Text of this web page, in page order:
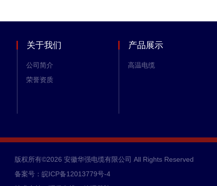
关于我们
公司简介
荣誉资质
产品展示
高温电缆
版权所有©2026 安徽华强电缆有限公司 All Rights Reserved
备案号：皖ICP备12013779号-4